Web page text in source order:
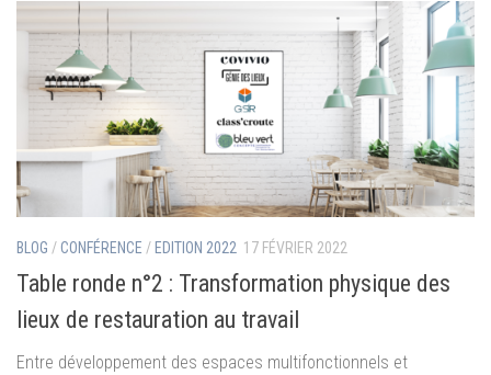
BLOG /CONFÉRENCE / EDITION 2022 17 FÉVRIER 2022
Table ronde n°2 : Transformation physique des
lieux de restauration au travail
Entre développement des espaces multifonctionnels et